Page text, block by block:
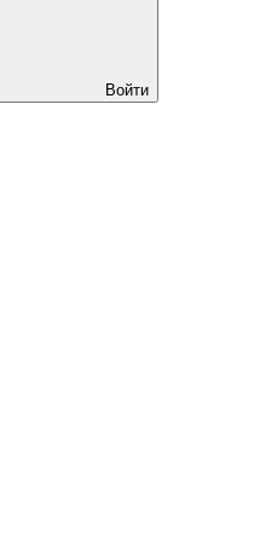
Войти